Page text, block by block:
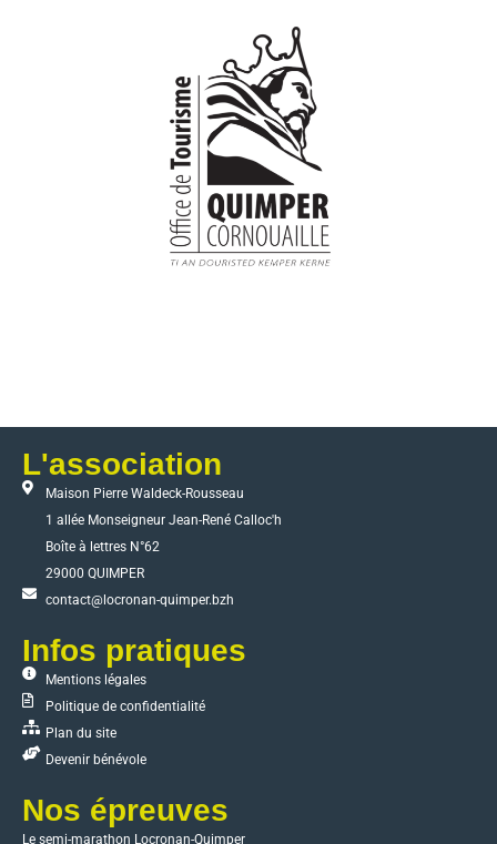
L'association
Maison Pierre Waldeck-Rousseau
1 allée Monseigneur Jean-René Calloc'h
Boîte à lettres N°62
29000 QUIMPER
contact@locronan-quimper.bzh
Infos pratiques
Mentions légales
Politique de confidentialité
Plan du site
Devenir bénévole
Nos épreuves
Le semi-marathon Locronan-Quimper